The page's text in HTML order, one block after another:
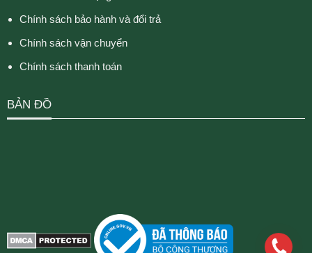
Chính sách bảo hành và đổi trả
Chính sách vận chuyển
Chính sách thanh toán
BẢN ĐỒ